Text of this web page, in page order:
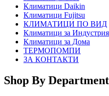
Климатици Daikin
Климатици Fujitsu
КЛИМАТИЦИ ПО ВИД
Климатици за Индустрия
Климатици за Дома
ТЕРМОПОМПИ
ЗА КОНТАКТИ
Shop By